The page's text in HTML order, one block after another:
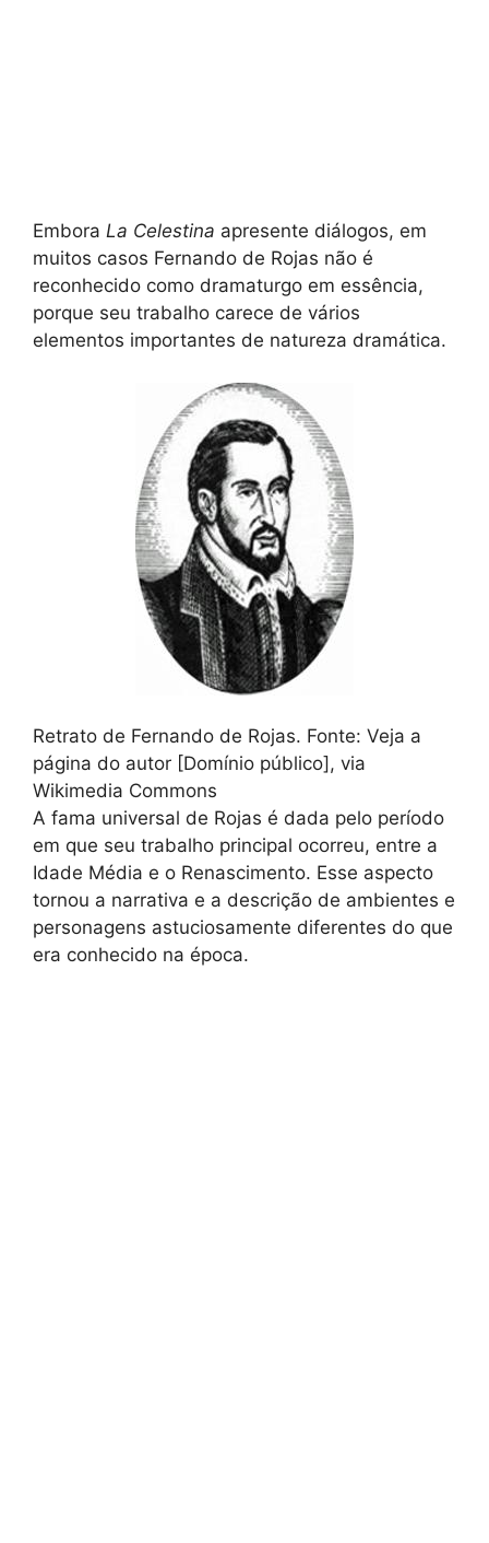
Embora La Celestina apresente diálogos, em
muitos casos Fernando de Rojas não é
reconhecido como dramaturgo em essência,
porque seu trabalho carece de vários
elementos importantes de natureza dramática.
Retrato de Fernando de Rojas. Fonte: Veja a
página do autor [Domínio público], via
Wikimedia Commons
A fama universal de Rojas é dada pelo período
em que seu trabalho principal ocorreu, entre a
Idade Média e o Renascimento. Esse aspecto
tornou a narrativa e a descrição de ambientes e
personagens astuciosamente diferentes do que
era conhecido na época.